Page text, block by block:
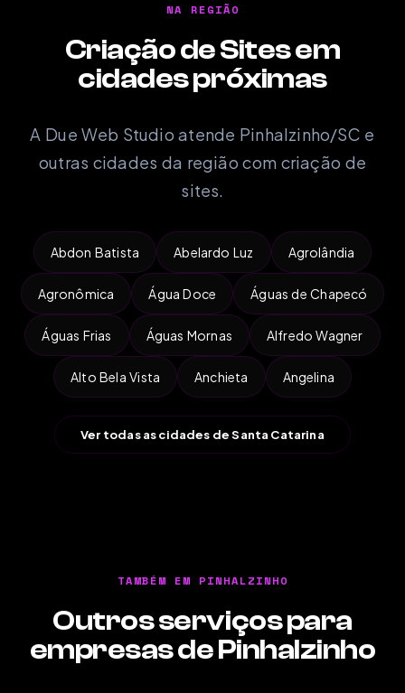
NA REGIÃO
Criação de Sites em
cidades próximas
A Due Web Studio atende Pinhalzinho/SC e
outras cidades da região com criação de
sites.
Abdon Batista Abelardo Luz Agrolândia
Agronômica Água Doce Águas de Chapecó
Águas Frias Águas Mornas Alfredo Wagner
Alto Bela Vista Anchieta Angelina
Ver todas as cidades de Santa Catarina
TAMBÉM EM PINHALZINHO
Outros serviços para
empresas de Pinhalzinho